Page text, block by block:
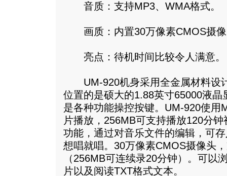
音质：支持MP3、WMA格式。
画质：内置30万像素CMOS摄像
亮点：待机时间比较令人满意。
UM-920机身采用全金属材料设
位置的是硕大的1.88英寸65000液
是各种功能操控按键。UM-920使用
片播放，256MB可支持播放120分
功能，通过对音乐文件的编辑，可
想唱就唱。30万像素CMOS摄像头
（256MB可连续录20分钟）。可以
片以及阅读TXT格式文本。